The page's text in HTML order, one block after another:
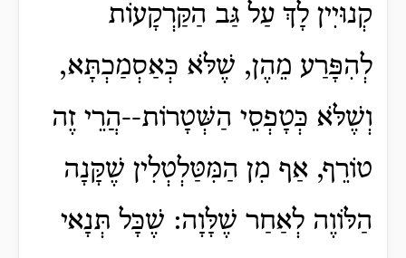
קְנוּיִין לָךְ עַל גַּב הַקַּרְקָעוֹת
לְהִפָּרַע מֵהֶן, שֶׁלֹּא כְּאַסְמַכְתָּא,
וְשֶׁלֹּא כְּטָפְסֵי הַשְּׁטָרוֹת--הֲרֵי זֶה
טוֹרֵף, אַף מִן הַמִּטַּלְטְלִין שֶׁקָּנָה
הַלּוֹוֶה לְאַחַר שֶׁלָּוָה: שֶׁכָּל תְּנָאי